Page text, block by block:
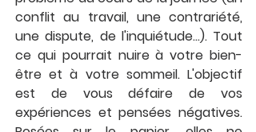
conflit au travail, une contrariété,
une dispute, de l'inquiétude...). Tout
ce qui pourrait nuire à votre bien-
être et à votre sommeil. L'objectif
est de vous défaire de vos
expériences et pensées négatives.